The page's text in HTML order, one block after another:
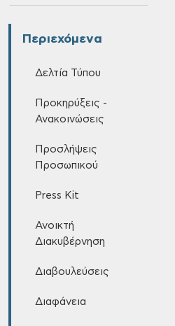
Περιεχόμενα
Δελτία Τύπου
Προκηρύξεις -
Ανακοινώσεις
Προσλήψεις
Προσωπικού
Press Kit
Ανοικτή
Διακυβέρνηση
Διαβουλεύσεις
Διαφάνεια